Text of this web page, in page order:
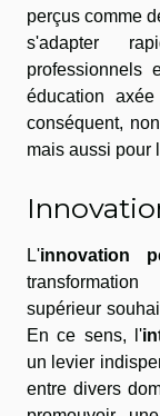
perçus comme
s'adapter
professionnels
éducation
conséquent,
mais aussi pour
L'innovation
supérieur
En ce sens, l'
un levier
entre divers